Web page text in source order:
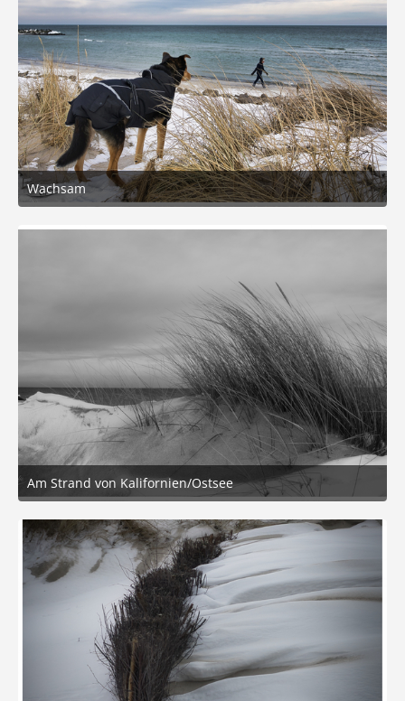
Wachsam
24. Februar 2026 um 17:54
Am Strand von Kalifornien/Ostsee
23. Februar 2026 um 19:50
6